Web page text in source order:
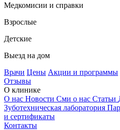
Медкомисии и справки
Взрослые
Детские
Выезд на дом
Врачи Цены Акции и программы
Отзывы
О клинике
О нас Новости Сми о нас Статьи
Зуботехническая лаборатория
и сертификаты
Контакты